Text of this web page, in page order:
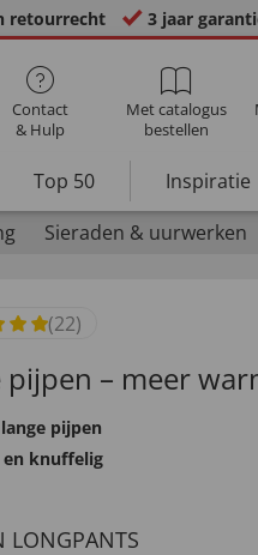
retourrecht 3 jaar
Contact
& Hulp
Met catalogus
bestellen
Top 50 Inspiratie
Sieraden & uurwerken
(22)
pijpen – meer
pijpen
en knuffelig
LONGPANTS